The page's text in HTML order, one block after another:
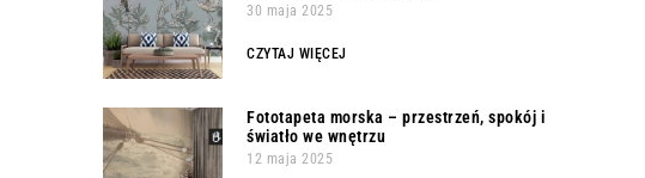
30 maja 2025
CZYTAJ WIĘCEJ
Fototapeta morska – przestrzeń, spokój i
światło we wnętrzu
12 maja 2025